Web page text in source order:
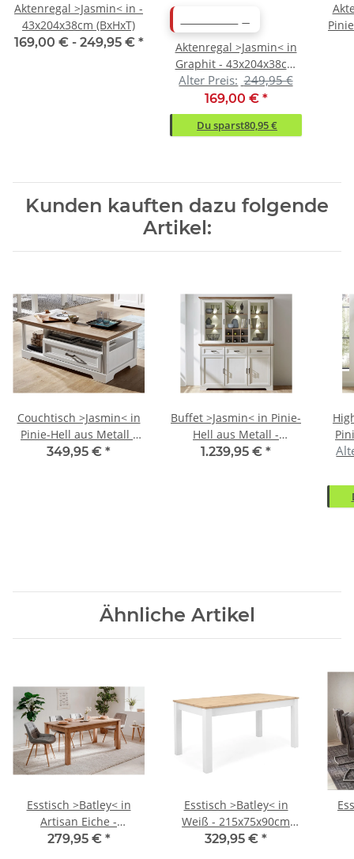
Aktenregal >Jasmin< in -
43x204x38cm (BxHxT)
169,00 € - 249,95 € *
Aktenregal >Jasmin< in
Graphit - 43x204x38cm
(BxHxT)
Alter Preis: 249,95 €
169,00 € *
Du sparst80,95 €
Kunden kauften dazu folgende
Artikel:
Couchtisch >Jasmin< in
Pinie-Hell aus Metall -
120x45x67cm (BxHxT)
349,95 € *
Buffet >Jasmin< in Pinie-
Hell aus Metall -
166x205x48cm (BxHxT)
1.239,95 € *
Ähnliche Artikel
Esstisch >Batley< in
Artisan Eiche -
160x75x90cm (BxHxT)
279,95 € *
Esstisch >Batley< in
Weiß - 215x75x90cm
(BxHxT)
329,95 € *